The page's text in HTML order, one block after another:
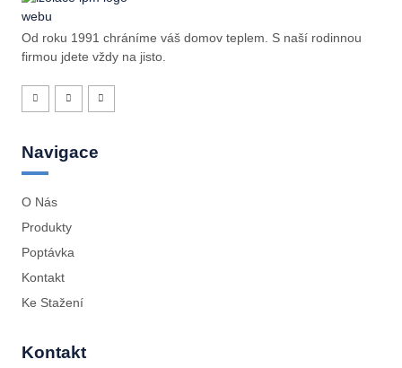
Od roku 1991 chráníme váš domov teplem. S naší rodinnou
firmou jdete vždy na jisto.
Navigace
O Nás
Produkty
Poptávka
Kontakt
Ke Stažení
Kontakt